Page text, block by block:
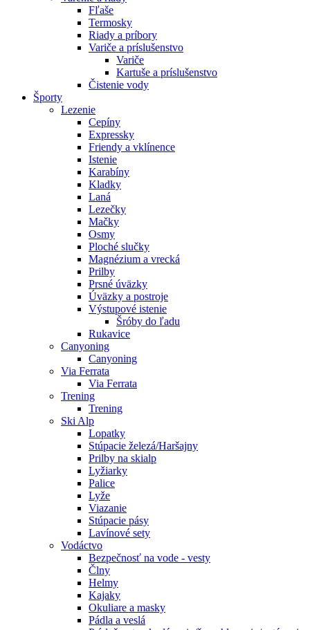
Fľaše
Termosky
Riady a príbory
Variče a príslušenstvo
Variče
Kartuše a príslušenstvo
Čistenie vody
Športy
Lezenie
Cepíny
Expressky
Friendy a vklínence
Istenie
Karabíny
Kladky
Laná
Lezečky
Mačky
Osmy
Ploché slučky
Magnézium a vrecká
Prilby
Prsné úväzky
Úväzky a postroje
Výstupové istenie
Šróby do ľadu
Rukavice
Canyoning
Canyoning
Via Ferrata
Via Ferrata
Trening
Trening
Ski Alp
Lopatky
Stúpacie železá/Haršajny
Prilby na skialp
Lyžiarky
Palice
Lyže
Viazanie
Stúpacie pásy
Lavínové sety
Vodáctvo
Bezpečnosť na vode - vesty
Člny
Helmy
Kajaky
Okuliare a masky
Pádla a veslá